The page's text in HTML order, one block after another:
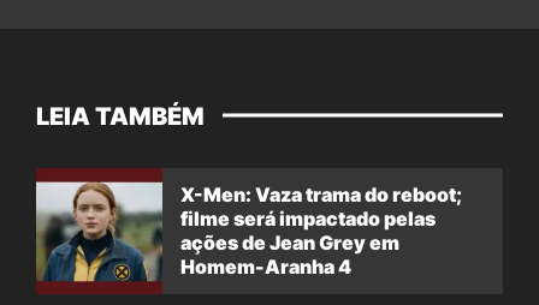
LEIA TAMBÉM
X-Men: Vaza trama do reboot;
filme será impactado pelas
ações de Jean Grey em
Homem-Aranha 4